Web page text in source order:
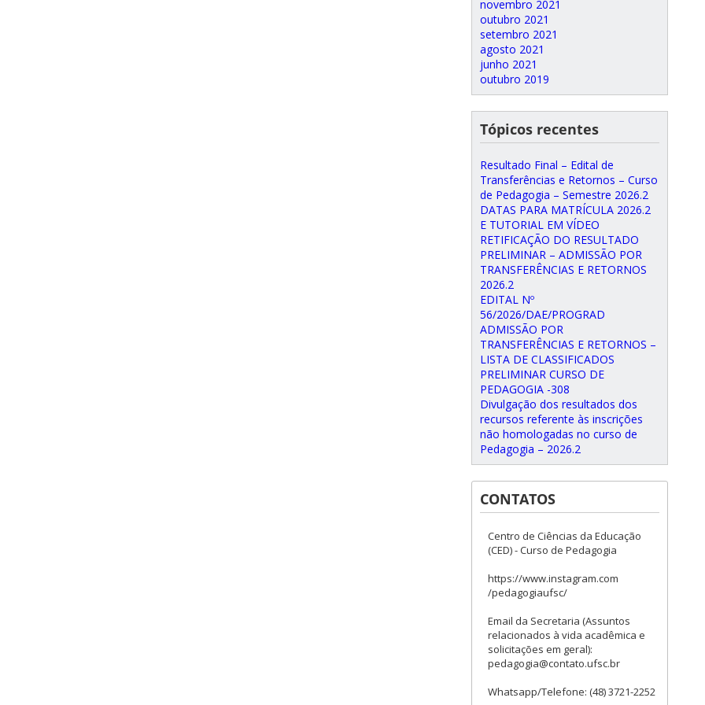
novembro 2021
outubro 2021
setembro 2021
agosto 2021
junho 2021
outubro 2019
Tópicos recentes
Resultado Final – Edital de
Transferências e Retornos – Curso
de Pedagogia – Semestre 2026.2
DATAS PARA MATRÍCULA 2026.2
E TUTORIAL EM VÍDEO
RETIFICAÇÃO DO RESULTADO
PRELIMINAR – ADMISSÃO POR
TRANSFERÊNCIAS E RETORNOS
2026.2
EDITAL Nº
56/2026/DAE/PROGRAD
ADMISSÃO POR
TRANSFERÊNCIAS E RETORNOS –
LISTA DE CLASSIFICADOS
PRELIMINAR CURSO DE
PEDAGOGIA -308
Divulgação dos resultados dos
recursos referente às inscrições
não homologadas no curso de
Pedagogia – 2026.2
CONTATOS
Centro de Ciências da Educação
(CED) - Curso de Pedagogia
https://www.instagram.com
/pedagogiaufsc/
Email da Secretaria (Assuntos
relacionados à vida acadêmica e
solicitações em geral):
pedagogia@contato.ufsc.br
Whatsapp/Telefone: (48) 3721-2252